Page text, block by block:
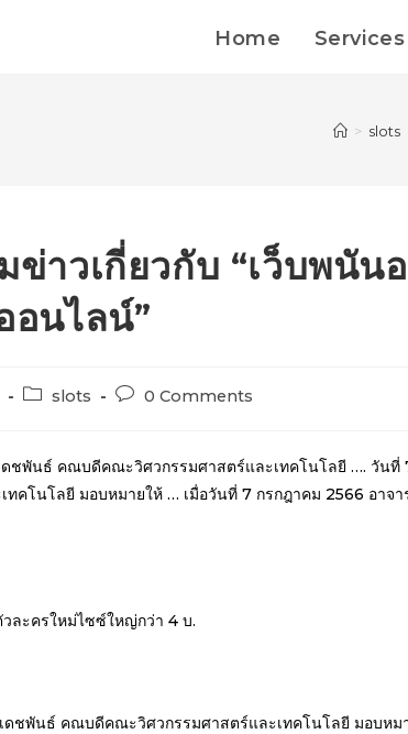
Home Services
> slots
ข่าวเกี่ยวกับ “เว็บพนัน
อนไลน์”
slots 0 Comments
ชพันธ์ คณบดีคณะวิศวกรรมศาสตร์และเทคโนโลยี …. วันที่
โนโลยี มอบหมายให้ … เมื่อวันที่ 7 กรกฎาคม 2566 อาจา
วละครใหม่ไซซ์ใหญ่กว่า 4 บ.
ชพันธ์ คณบดีคณะวิศวกรรมศาสตร์และเทคโนโลยี มอบหม